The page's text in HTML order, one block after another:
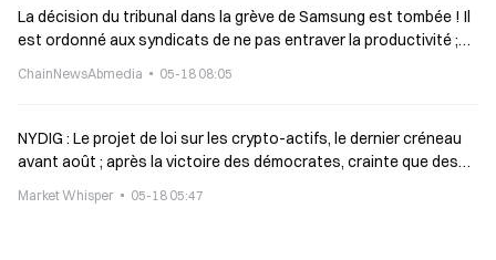
La décision du tribunal dans la grève de Samsung est tombée ! Il
est ordonné aux syndicats de ne pas entraver la productivité ;
ChainNewsAbmedia 05-18 08:05
NYDIG : Le projet de loi sur les crypto-actifs, le dernier créneau
avant août ; après la victoire des démocrates, crainte que des
Market Whisper 05-18 05:47